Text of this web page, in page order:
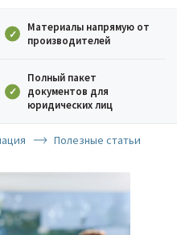
Материалы напрямую от
производителей
Полный пакет
документов для
юридических лиц
Полезные статьи